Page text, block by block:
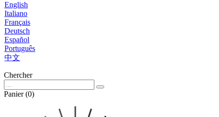
English
Italiano
Français
Deutsch
Español
Português
中文
Chercher
Panier (0)